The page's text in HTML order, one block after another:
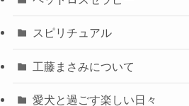
スピリチュアル
工藤まさみについて
愛犬と過ごす楽しい日々